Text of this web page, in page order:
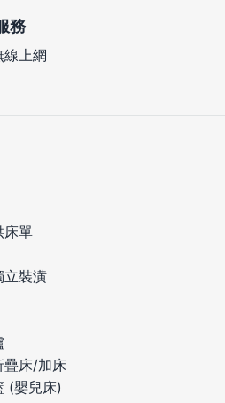
務
線上網
床單
立裝潢
疊床/加床
(嬰兒床)